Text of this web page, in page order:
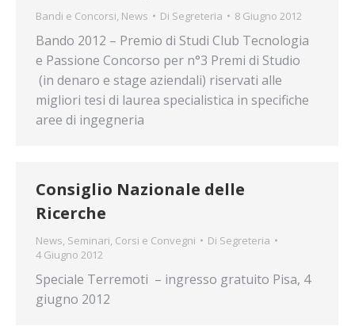
Bandi e Concorsi, News Di Segreteria 8 Giugno 2012
Bando 2012 – Premio di Studi Club Tecnologia
e Passione Concorso per n°3 Premi di Studio
(in denaro e stage aziendali) riservati alle
migliori tesi di laurea specialistica in specifiche
aree di ingegneria
Consiglio Nazionale delle
Ricerche
News, Seminari, Corsi e Convegni Di Segreteria
4 Giugno 2012
Speciale Terremoti – ingresso gratuito Pisa, 4
giugno 2012